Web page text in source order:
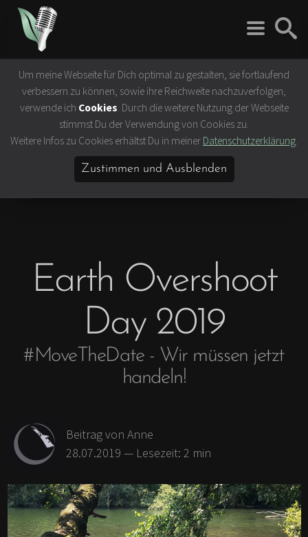
Rock 'n' Roll
Interviews
Konzerte
Vegan
Tierrechte
Klima- &
Umweltschutz
Ernährung &
Gesundheit
Lifestyle
Antifaschismus und
Achtsamkeit
Fair Fashion & Beauty
Erlebtes
Slow Travel
Ausflug
Skandinavien
Britische Inseln
Fernweh
Um meine Webseite für Dich optimal zu gestalten, sie fortlaufend
verbessern zu können, sowie ihre Reichweite nachzuverfolgen,
verwende ich Cookies . Durch die weitere Nutzung der Webseite
stimmst Du der Verwendung von Cookies zu.
Weitere Infos zu Cookies erhältst Du in meiner Datenschutzerklärung
Zustimmen und Ausblenden
Earth Overshoot
Day 2019
#MoveTheDate - Wir müssen jetzt
handeln!
Beitragvon Anne
28.07.2019 — Lesezeit: 2 min